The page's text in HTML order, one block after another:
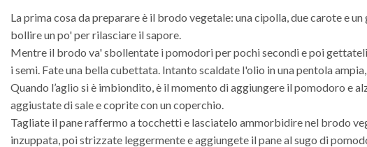
La prima cosa da preparare è il brodo vegetale: una cipolla, due carote e
bollire un po' per rilasciare il sapore.
Mentre il brodo va' sbollentate i pomodori per pochi secondi e poi
i semi. Fate una bella cubettata. Intanto scaldate l'olio in una pentola
Quando l’aglio si è imbiondito, è il momento di aggiungere il pomodoro e
aggiustate di sale e coprite con un coperchio.
Tagliate il pane raffermo a tocchetti e lasciatelo ammorbidire nel brodo
inzuppata, poi strizzate leggermente e aggiungete il pane al sugo di